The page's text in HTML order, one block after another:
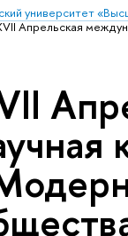
университет
Апрельская